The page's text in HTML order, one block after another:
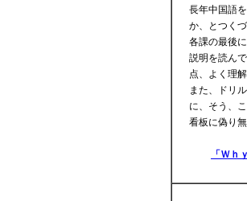
長年中国語
か、とつくづ
各課の最後
説明を読ん
点、よく理
また、ドリ
に、そう、
看板に偽り
「Ｗ